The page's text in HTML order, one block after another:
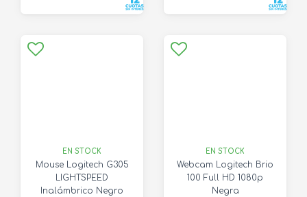
EN STOCK
Mouse Logitech G305
LIGHTSPEED
Inalámbrico Negro
EN STOCK
Webcam Logitech Brio
100 Full HD 1080p
Negra